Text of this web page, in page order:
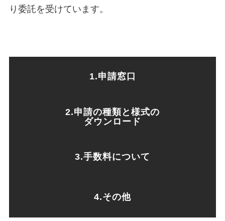
り委託を受けています。
1.申請窓口
2.申請の種類と様式の
ダウンロード
3.手数料について
4.その他